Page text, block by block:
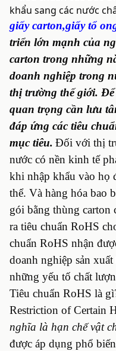
giấy carton,giấy tổ
triển lớn mạnh của
carton trong những
doanh nghiệp trong
thị trường thế giới. Để
quan trọng cần lưu
đáp ứng các tiêu
mục tiêu. Đối với thị
nước có nền kinh tế
khi nhập khẩu vào họ
thể. Và hàng hóa bao
gói bằng thùng
ra tiêu chuẩn RoHS
chuẩn RoHS nhận
doanh nghiệp sản
những yếu tố chất
Tiêu chuẩn RoHS là
Restriction of Certain
nghĩa là hạn chế vật
được áp dụng phổ